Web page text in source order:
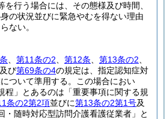
を行う場合には、その態様及び時間、
の状況並びに緊急やむを得ない理由
ない。
第11条の2 第12条 第13条の2
及び第69条の4の規定は、指定認知症対
ついて準用する。
この場合におい
程」とあるのは「重要事項に関する規
条の2第2項並びに第13条の2第1号及
・随時対応型訪問介護看護従業者」と